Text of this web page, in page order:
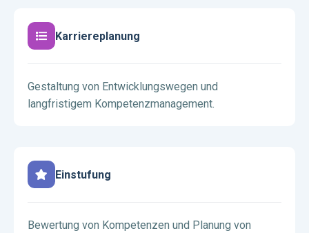
Karriereplanung
Gestaltung von Entwicklungswegen und
langfristigem Kompetenzmanagement.
Einstufung
Bewertung von Kompetenzen und Planung von